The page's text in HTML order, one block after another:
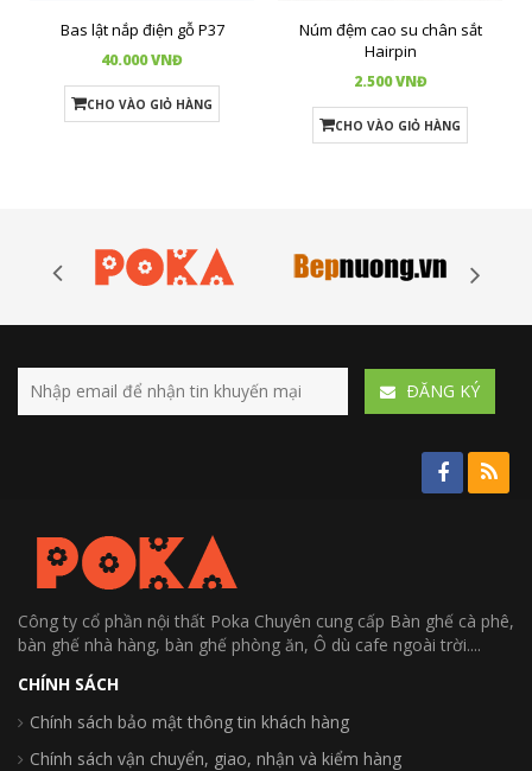
Bas lật nắp điện gỗ P37
40.000 VNĐ
CHO VÀO GIỎ HÀNG
Núm đệm cao su chân sắt
Hairpin
2.500 VNĐ
CHO VÀO GIỎ HÀNG
ÐĂNG KÝ
Công ty cổ phần nội thất Poka Chuyên cung cấp Bàn ghế cà phê,
bàn ghế nhà hàng, bàn ghế phòng ăn, Ô dù cafe ngoài trời....
CHÍNH SÁCH
Chính sách bảo mật thông tin khách hàng
Chính sách vận chuyển, giao, nhận và kiểm hàng